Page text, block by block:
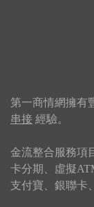
第一商情網擁有
串接 經驗。
金流整合服務項
卡分期、虛擬
支付寶、銀聯卡